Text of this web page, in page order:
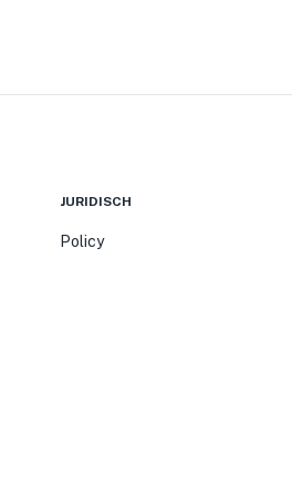
JURIDISCH
Policy